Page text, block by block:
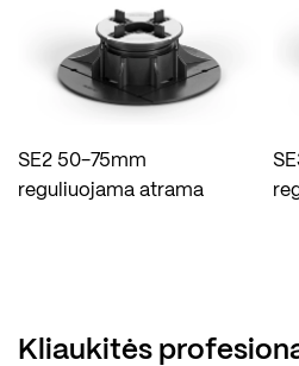
SE2 50-75mm
reguliuojama atrama
Kliaukitės